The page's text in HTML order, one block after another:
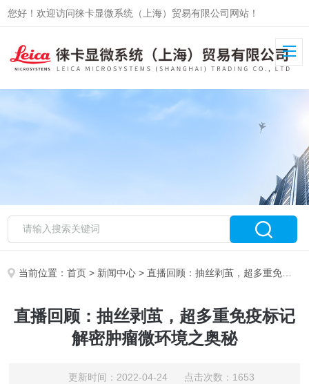
您好！欢迎访问徕卡显微系统（上海）贸易有限公司网站！
当前位置：首页 > 新闻中心 > 直播回顾：抽丝剥茧，超多重免疫标记解密肿瘤微环境之奥秘
直播回顾：抽丝剥茧，超多重免疫标记
解密肿瘤微环境之奥秘
更新时间：2022-04-24 点击次数：1653